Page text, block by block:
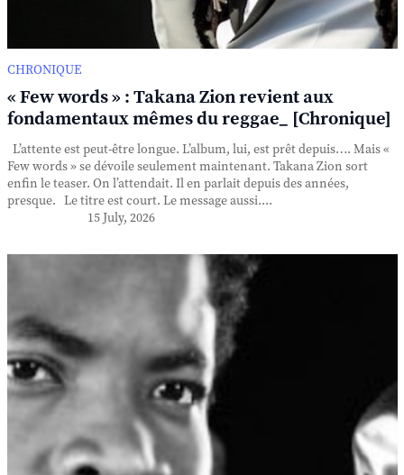
CHRONIQUE
« Few words » : Takana Zion revient aux
fondamentaux mêmes du reggae_ [Chronique]
L’attente est peut-être longue. L’album, lui, est prêt depuis…. Mais «
Few words » se dévoile seulement maintenant. Takana Zion sort
enfin le teaser. On l’attendait. Il en parlait depuis des années,
presque. Le titre est court. Le message aussi....
15 July, 2026